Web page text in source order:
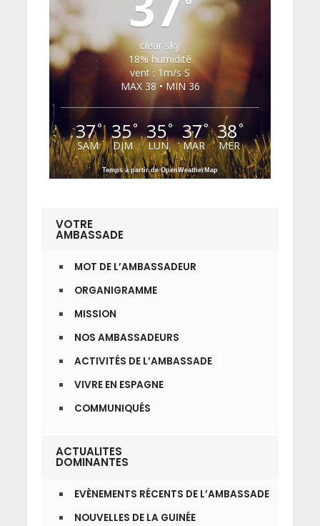
clear sky
18% humidité
vent : 1m/s S
MAX 38 • MIN 36
37°
SAM
35°
DIM
35°
LUN
37°
MAR
38°
MER
Temps à partir de OpenWeatherMap
VOTRE
AMBASSADE
MOT DE L’AMBASSADEUR
ORGANIGRAMME
MISSION
NOS AMBASSADEURS
ACTIVITÉS DE L’AMBASSADE
VIVRE EN ESPAGNE
COMMUNIQUÉS
ACTUALITES
DOMINANTES
EVÈNEMENTS RÉCENTS DE L’AMBASSADE
NOUVELLES DE LA GUINÉE